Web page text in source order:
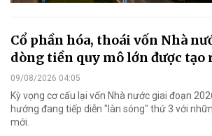
Cổ phần hóa, thoái vốn Nhà
dòng tiền quy mô lớn được tạo
09/08/2026 04:05
Kỳ vọng cơ cấu lại vốn Nhà nước giai đoạn
hướng đang tiếp diễn "làn sóng" thứ 3 với
mới.